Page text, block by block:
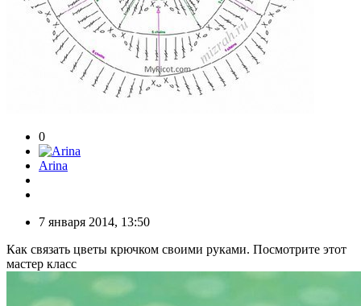
0
Arina
7 января 2014, 13:50
Как связать цветы крючком своими руками. Посмотрите этот
мастер класс